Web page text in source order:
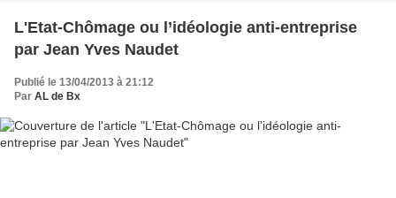
L'Etat-Chômage ou l’idéologie anti-entreprise
par Jean Yves Naudet
Publié le 13/04/2013 à 21:12
Par AL de Bx